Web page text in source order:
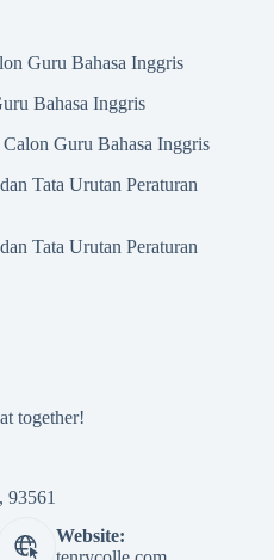
Guru Bahasa Inggris
Bahasa Inggris
Guru Bahasa Inggris
Tata Urutan Peraturan
Tata Urutan Peraturan
together!
93561
Website: